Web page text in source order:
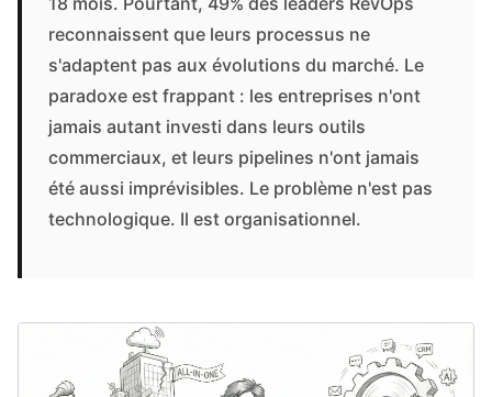
reconnaissent que leurs processus ne
s'adaptent pas aux évolutions du marché. Le
paradoxe est frappant : les entreprises n'ont
jamais autant investi dans leurs outils
commerciaux, et leurs pipelines n'ont jamais
été aussi imprévisibles. Le problème n'est pas
technologique. Il est organisationnel.